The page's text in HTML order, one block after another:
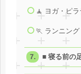
🧘 ヨガ・ピラ
🏃 ランニング
■ 寝る前の